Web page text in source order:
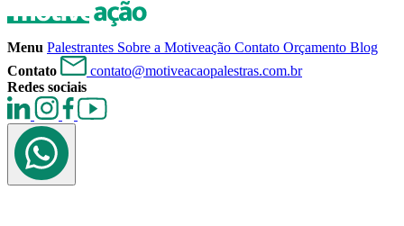
Menu Palestrantes Sobre a Motiveação Contato Orçamento Blog
Contato
contato@motiveacaopalestras.com.br
Redes sociais